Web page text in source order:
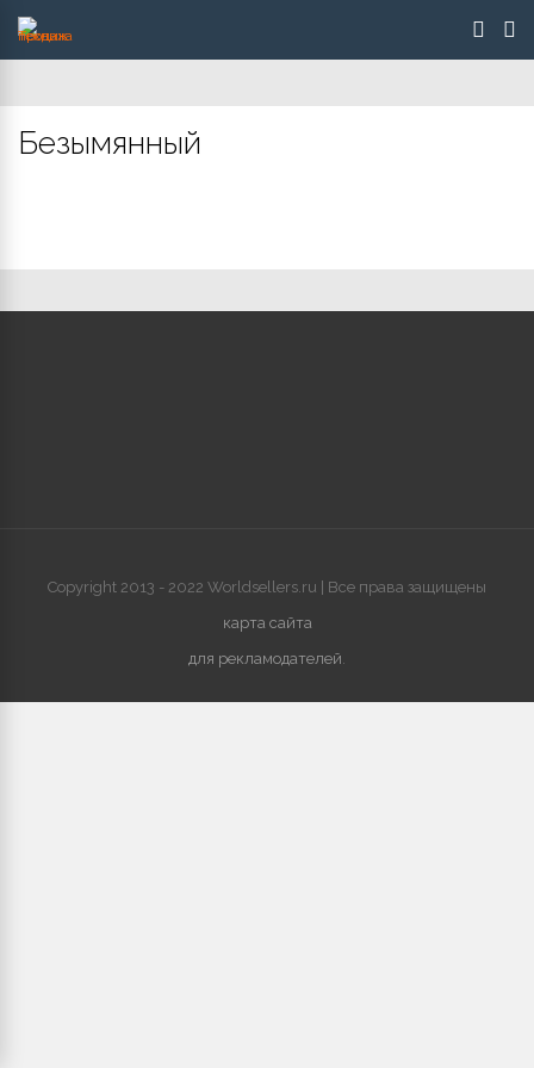
Безымянный
Copyright 2013 - 2022 Worldsellers.ru | Все права защищены
карта сайта
для рекламодателей